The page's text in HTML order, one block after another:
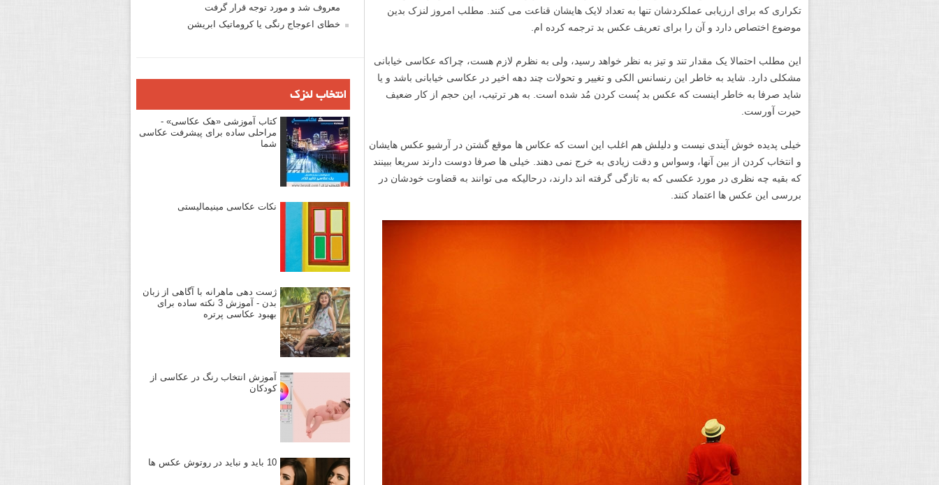
تکراری که برای ارزیابی عملکردشان تنها به تعداد لایک هایشان قناعت می کنند. مطلب امروز لنزک بدین
موضوع اختصاص دارد و آن را برای تعریف عکس بد ترجمه کرده ام.
این مطلب احتمالا یک مقدار تند و تیز به نظر خواهد رسید، ولی به نظرم لازم هست، چراکه عکاسی خیابانی
مشکلی دارد. شاید به خاطر این رنسانس الکی و تغییر و تحولات چند دهه اخیر در عکاسی خیابانی باشد و یا
شاید صرفا به خاطر اینست که عکس بد پُست کردن مُد شده است. به هر ترتیب، این حجم از کار ضعیف
حیرت آورست.
خیلی پدیده خوش آیندی نیست و دلیلش هم اغلب این است که عکاس ها موقع گشتن در آرشیو عکس هایشان
و انتخاب کردن از بین آنها، وسواس و دقت زیادی به خرج نمی دهند. خیلی ها صرفا دوست دارند سریعا ببینند
که بقیه چه نظری در مورد عکسی که به تازگی گرفته اند دارند، درحالیکه می توانند به قضاوت خودشان در
بررسی این عکس ها اعتماد کنند.
معروف شد و مورد توجه قرار گرفت
خطای اعوجاج رنگی یا کروماتیک ابریشن
انتخاب لنزک
کتاب آموزشی «هک عکاسی» -
مراحلی ساده برای پیشرفت عکاسی
شما
نکات عکاسی مینیمالیستی
ژست دهی ماهرانه با آگاهی از زبان
بدن - آموزش 3 نکته ساده برای
بهبود عکاسی پرتره
آموزش انتخاب رنگ در عکاسی از
کودکان
10 باید و نباید در روتوش عکس ها